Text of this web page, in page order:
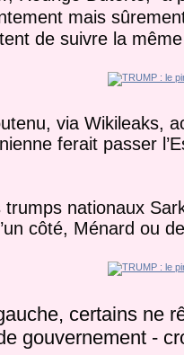
mais
de suivre la
via Wikileaks,
ferait passer
nationaux
côté, Ménard ou
certains ne
gouvernement -